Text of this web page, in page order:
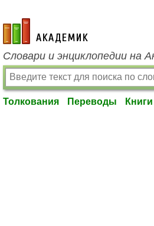
academic.ru
Словари и энциклопедии на
Толкования Переводы Книги